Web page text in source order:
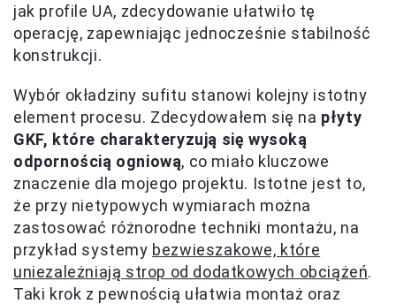
jak profile UA, zdecydowanie ułatwiło tę
operację, zapewniając jednocześnie stabilność
konstrukcji.
Wybór okładziny sufitu stanowi kolejny istotny
element procesu. Zdecydowałem się na płyty
GKF, które charakteryzują się wysoką
odpornością ogniową, co miało kluczowe
znaczenie dla mojego projektu. Istotne jest to,
że przy nietypowych wymiarach można
zastosować różnorodne techniki montażu, na
przykład systemy bezwieszakowe, które
uniezależniają strop od dodatkowych obciążeń.
Taki krok z pewnością ułatwia montaż oraz